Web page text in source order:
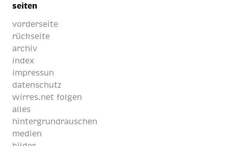
seiten
vorderseite
rückseite
archiv
index
impressun
datenschutz
wirres.net folgen
alles
hintergrundrauschen
medien